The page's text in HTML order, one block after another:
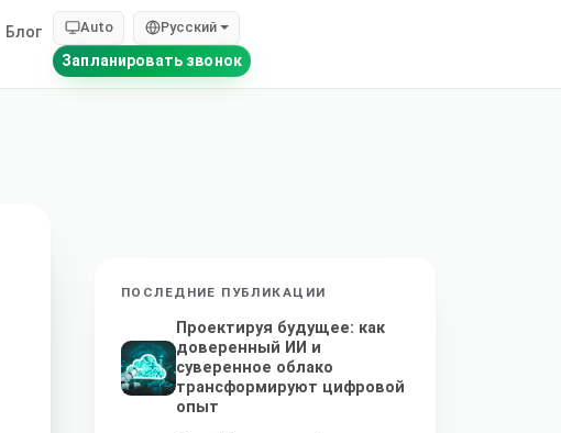
Блог Auto Русский
Запланировать звонок
ПОСЛЕДНИЕ ПУБЛИКАЦИИ
Проектируя будущее: как
доверенный ИИ и
суверенное облако
трансформируют цифровой
опыт